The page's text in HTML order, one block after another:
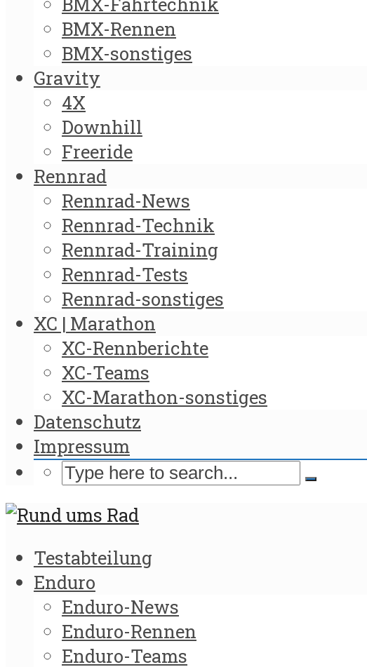
BMX-Rennen
BMX-sonstiges
Gravity
4X
Downhill
Freeride
Rennrad
Rennrad-News
Rennrad-Technik
Rennrad-Training
Rennrad-Tests
Rennrad-sonstiges
XC | Marathon
XC-Rennberichte
XC-Teams
XC-Marathon-sonstiges
Datenschutz
Impressum
Testabteilung
Enduro
Enduro-News
Enduro-Rennen
Enduro-Teams